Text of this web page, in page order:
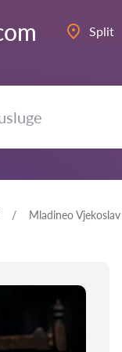
Split
Mladineo Vjekoslav